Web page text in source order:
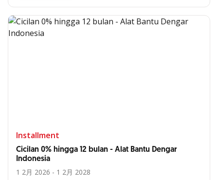
Installment
Cicilan 0% hingga 12 bulan - Alat Bantu Dengar
Indonesia
1 2月 2026 - 1 2月 2028